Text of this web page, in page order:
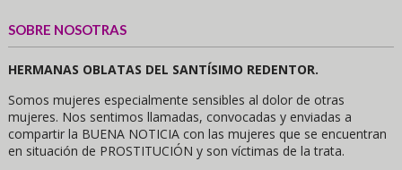
SOBRE NOSOTRAS
HERMANAS OBLATAS DEL SANTÍSIMO REDENTOR.
Somos mujeres especialmente sensibles al dolor de otras
mujeres. Nos sentimos llamadas, convocadas y enviadas a
compartir la BUENA NOTICIA con las mujeres que se encuentran
en situación de PROSTITUCIÓN y son víctimas de la trata.